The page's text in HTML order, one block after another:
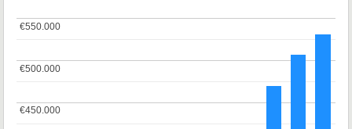
€450.000
€450.000
€500.000
€500.000
€550.000
€550.000